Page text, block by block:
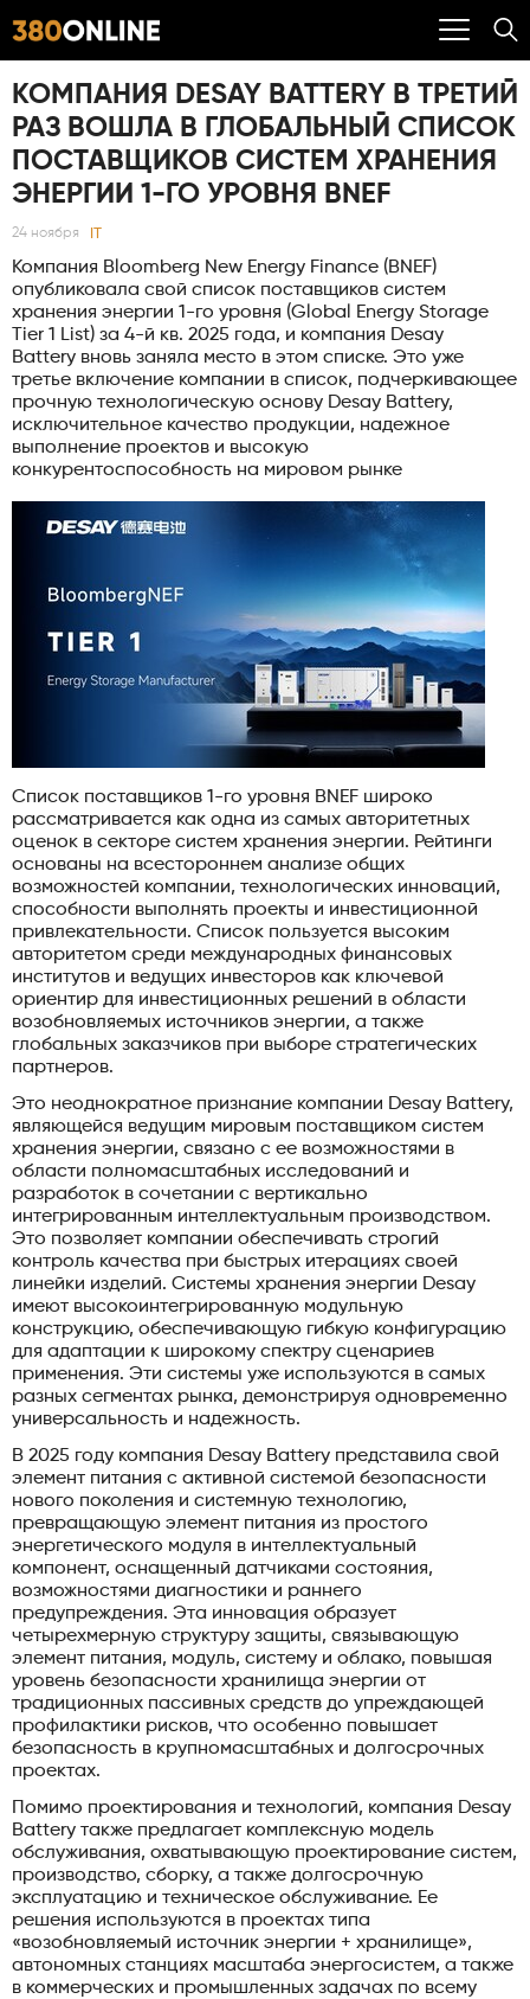
КОМПАНИЯ DESAY BATTERY В ТРЕТИЙ
РАЗ ВОШЛА В ГЛОБАЛЬНЫЙ СПИСОК
ПОСТАВЩИКОВ СИСТЕМ ХРАНЕНИЯ
ЭНЕРГИИ 1-ГО УРОВНЯ BNEF
24 ноября IT
Компания Bloomberg New Energy Finance (BNEF)
опубликовала свой список поставщиков систем
хранения энергии 1-го уровня (Global Energy Storage
Tier 1 List) за 4-й кв. 2025 года, и компания Desay
Battery вновь заняла место в этом списке. Это уже
третье включение компании в список, подчеркивающее
прочную технологическую основу Desay Battery,
исключительное качество продукции, надежное
выполнение проектов и высокую
конкурентоспособность на мировом рынке
Список поставщиков 1-го уровня BNEF широко
рассматривается как одна из самых авторитетных
оценок в секторе систем хранения энергии. Рейтинги
основаны на всестороннем анализе общих
возможностей компании, технологических инноваций,
способности выполнять проекты и инвестиционной
привлекательности. Список пользуется высоким
авторитетом среди международных финансовых
институтов и ведущих инвесторов как ключевой
ориентир для инвестиционных решений в области
возобновляемых источников энергии, а также
глобальных заказчиков при выборе стратегических
партнеров.
Это неоднократное признание компании Desay Battery,
являющейся ведущим мировым поставщиком систем
хранения энергии, связано с ее возможностями в
области полномасштабных исследований и
разработок в сочетании с вертикально
интегрированным интеллектуальным производством.
Это позволяет компании обеспечивать строгий
контроль качества при быстрых итерациях своей
линейки изделий. Системы хранения энергии Desay
имеют высокоинтегрированную модульную
конструкцию, обеспечивающую гибкую конфигурацию
для адаптации к широкому спектру сценариев
применения. Эти системы уже используются в самых
разных сегментах рынка, демонстрируя одновременно
универсальность и надежность.
В 2025 году компания Desay Battery представила свой
элемент питания с активной системой безопасности
нового поколения и системную технологию,
превращающую элемент питания из простого
энергетического модуля в интеллектуальный
компонент, оснащенный датчиками состояния,
возможностями диагностики и раннего
предупреждения. Эта инновация образует
четырехмерную структуру защиты, связывающую
элемент питания, модуль, систему и облако, повышая
уровень безопасности хранилища энергии от
традиционных пассивных средств до упреждающей
профилактики рисков, что особенно повышает
безопасность в крупномасштабных и долгосрочных
проектах.
Помимо проектирования и технологий, компания Desay
Battery также предлагает комплексную модель
обслуживания, охватывающую проектирование систем,
производство, сборку, а также долгосрочную
эксплуатацию и техническое обслуживание. Ее
решения используются в проектах типа
«возобновляемый источник энергии + хранилище»,
автономных станциях масштаба энергосистем, а также
в коммерческих и промышленных задачах по всему